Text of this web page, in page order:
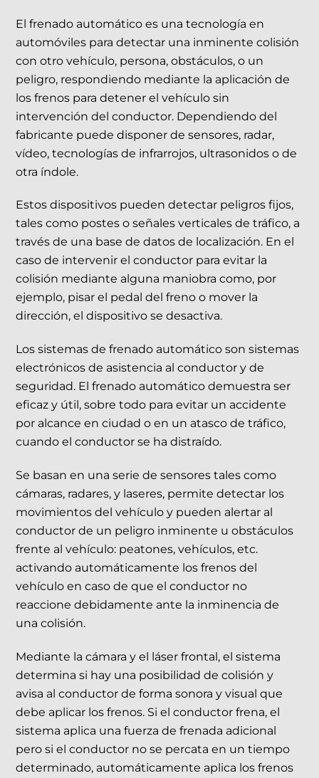
El frenado automático es una tecnología en
automóviles para detectar una inminente colisión
con otro vehículo, persona, obstáculos, o un
peligro, respondiendo mediante la aplicación de
los frenos para detener el vehículo sin
intervención del conductor. Dependiendo del
fabricante puede disponer de sensores, radar,
vídeo, tecnologías de infrarrojos, ultrasonidos o de
otra índole.
Estos dispositivos pueden detectar peligros fijos,
tales como postes o señales verticales de tráfico, a
través de una base de datos de localización. En el
caso de intervenir el conductor para evitar la
colisión mediante alguna maniobra como, por
ejemplo, pisar el pedal del freno o mover la
dirección, el dispositivo se desactiva.
Los sistemas de frenado automático son sistemas
electrónicos de asistencia al conductor y de
seguridad. El frenado automático demuestra ser
eficaz y útil, sobre todo para evitar un accidente
por alcance en ciudad o en un atasco de tráfico,
cuando el conductor se ha distraído.
Se basan en una serie de sensores tales como
cámaras, radares, y laseres, permite detectar los
movimientos del vehículo y pueden alertar al
conductor de un peligro inminente u obstáculos
frente al vehículo: peatones, vehículos, etc.
activando automáticamente los frenos del
vehículo en caso de que el conductor no
reaccione debidamente ante la inminencia de
una colisión.
Mediante la cámara y el láser frontal, el sistema
determina si hay una posibilidad de colisión y
avisa al conductor de forma sonora y visual que
debe aplicar los frenos. Si el conductor frena, el
sistema aplica una fuerza de frenada adicional
pero si el conductor no se percata en un tiempo
determinado, automáticamente aplica los frenos